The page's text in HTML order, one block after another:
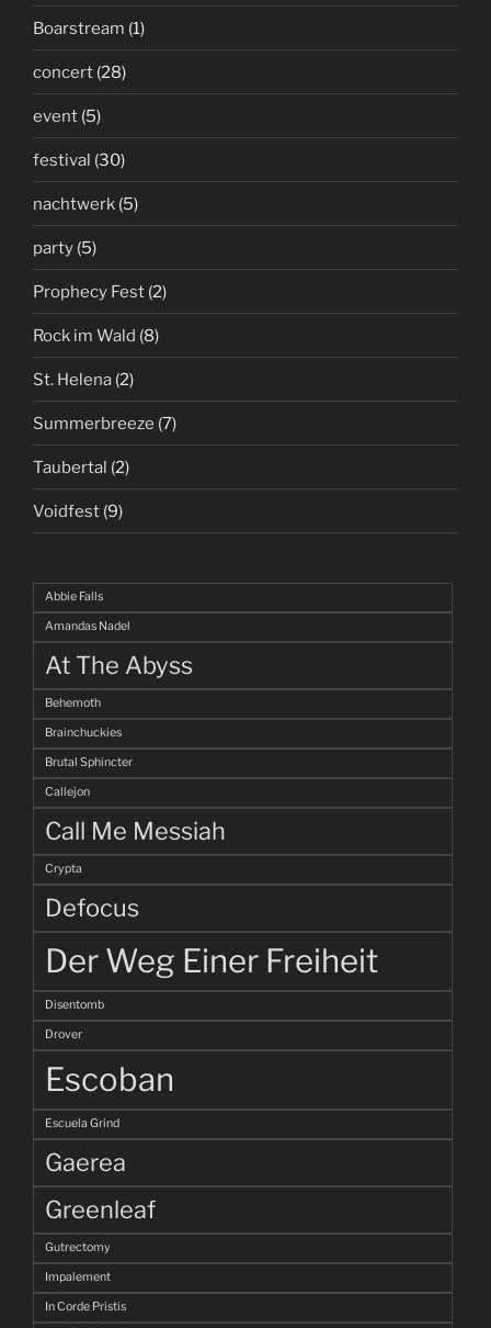
Boarstream (1)
concert (28)
event (5)
festival (30)
nachtwerk (5)
party (5)
Prophecy Fest (2)
Rock im Wald (8)
St. Helena (2)
Summerbreeze (7)
Taubertal (2)
Voidfest (9)
Abbie Falls
Amandas Nadel
At The Abyss
Behemoth
Brainchuckies
Brutal Sphincter
Callejon
Call Me Messiah
Crypta
Defocus
Der Weg Einer Freiheit
Disentomb
Drover
Escoban
Escuela Grind
Gaerea
Greenleaf
Gutrectomy
Impalement
In Corde Pristis